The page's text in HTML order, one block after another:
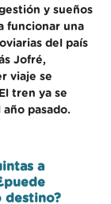
y sueños
funcionar una
del país
Jofré,
viaje se
tren ya se
pasado.
a
destino?